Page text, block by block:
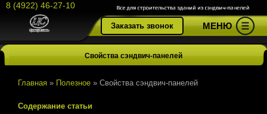
8 (4922) 46-27-10
Заказать звонок МЕНЮ
Свойства сэндвич-панелей
Главная » Полезное » Свойства сэндвич-панелей
Содержание статьи